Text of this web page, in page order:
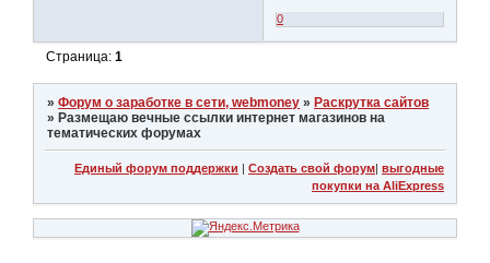
0
Страница:1
»Форум о заработке в сети, webmoney » Раскрутка сайтов
» Размещаю вечные ссылки интернет магазинов на
тематических форумах
Единый форум поддержки | Создать свой форум| выгодные
покупки на AliExpress